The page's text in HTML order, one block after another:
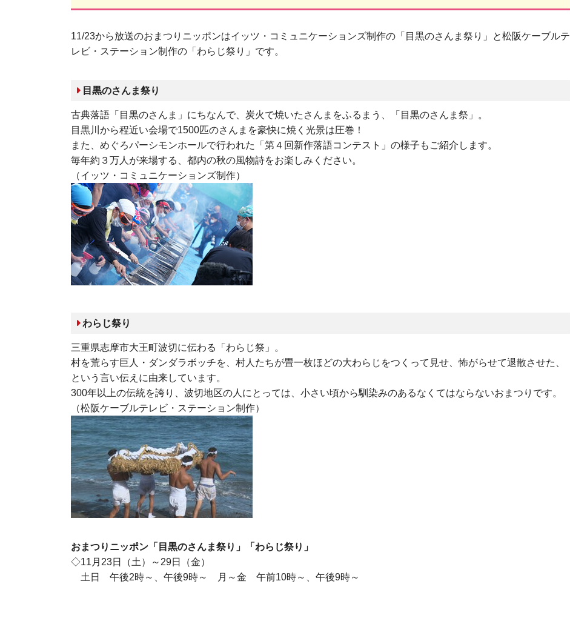
11/23から放送のおまつりニッポンはイッツ・コミュニケーションズ制作の「目黒のさんま祭り」と松阪ケーブルテ
レビ・ステーション制作の「わらじ祭り」です。
目黒のさんま祭り
古典落語「目黒のさんま」にちなんで、炭火で焼いたさんまをふるまう、「目黒のさんま祭」。
目黒川から程近い会場で1500匹のさんまを豪快に焼く光景は圧巻！
また、めぐろパーシモンホールで行われた「第４回新作落語コンテスト」の様子もご紹介します。
毎年約３万人が来場する、都内の秋の風物詩をお楽しみください。
（イッツ・コミュニケーションズ制作）
わらじ祭り
三重県志摩市大王町波切に伝わる「わらじ祭」。
村を荒らす巨人・ダンダラボッチを、村人たちが畳一枚ほどの大わらじをつくって見せ、怖がらせて退散させた、
という言い伝えに由来しています。
300年以上の伝統を誇り、波切地区の人にとっては、小さい頃から馴染みのあるなくてはならないおまつりです。
（松阪ケーブルテレビ・ステーション制作）
おまつりニッポン「目黒のさんま祭り」「わらじ祭り」
◇11月23日（土）～29日（金）
土日 午後2時～、午後9時～ 月～金 午前10時～、午後9時～